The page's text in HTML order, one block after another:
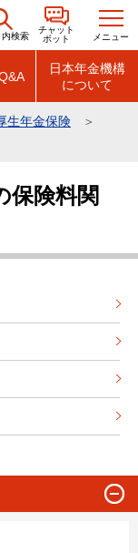
内検索
チャット
ボット
メニュー
日本年金機構
について
生年金保険
保険料関